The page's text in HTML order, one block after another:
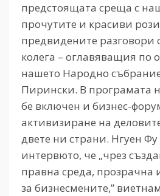
предстоящата среща с
прочутите и красиви
предвидените разговори
колега – оглавяващия по
нашето Народно
Пирински. В програмата
бе включен и бизнес-
активизиране на
двете ни страни. Нгуен
интервюто, че „чрез
правна среда, прозрачна
за бизнесмените,”